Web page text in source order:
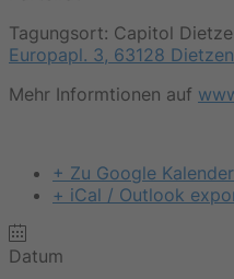
Tagungsort: Capitol
Europapl. 3, 63128
Mehr Informtionen auf
+ Zu Google
+ iCal / Outlook
Datum